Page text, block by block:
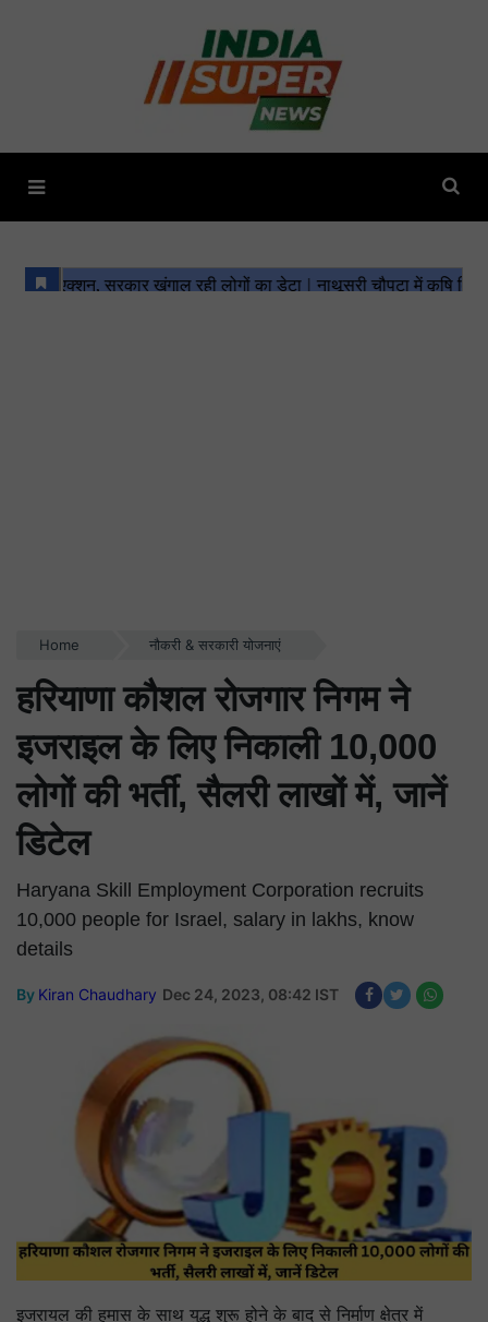
Home नौकरी & सरकारी योजनाएं
हरियाणा कौशल रोजगार निगम ने
इजराइल के लिए निकाली 10,000
लोगों की भर्ती, सैलरी लाखों में, जानें
डिटेल
Haryana Skill Employment Corporation recruits
10,000 people for Israel, salary in lakhs, know
details
By Kiran Chaudhary Dec 24, 2023, 08:42 IST
इजरायल की हमास के साथ युद्ध शुरू होने के बाद से निर्माण क्षेत्र में